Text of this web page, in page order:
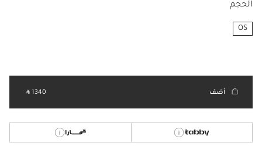
الحجم
OS
أضف ‎ ⃁ 1340 ‎